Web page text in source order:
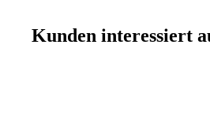
Kunden interessiert